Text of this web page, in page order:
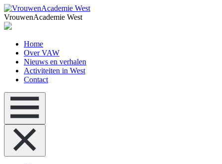
VrouwenAcademie West
Home
Over VAW
Nieuws en verhalen
Activiteiten in West
Contact